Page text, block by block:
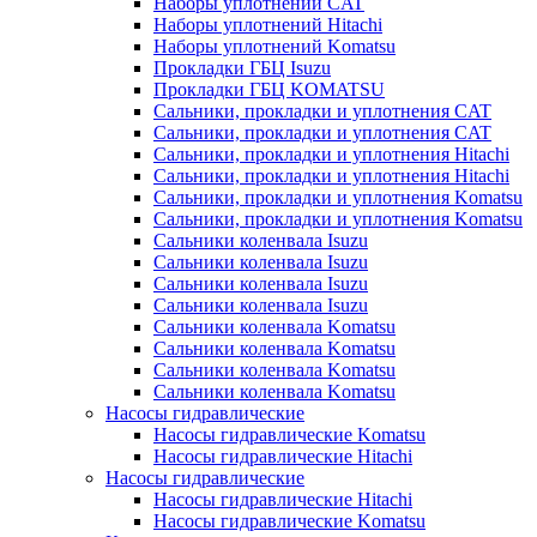
Наборы уплотнений Hitachi
Наборы уплотнений Komatsu
Прокладки ГБЦ Isuzu
Прокладки ГБЦ KOMATSU
Сальники, прокладки и уплотнения CAT
Сальники, прокладки и уплотнения CAT
Сальники, прокладки и уплотнения Hitachi
Сальники, прокладки и уплотнения Hitachi
Сальники, прокладки и уплотнения Komatsu
Сальники, прокладки и уплотнения Komatsu
Сальники коленвала Isuzu
Сальники коленвала Isuzu
Сальники коленвала Isuzu
Сальники коленвала Isuzu
Сальники коленвала Komatsu
Сальники коленвала Komatsu
Сальники коленвала Komatsu
Сальники коленвала Komatsu
Насосы гидравлические
Насосы гидравлические Komatsu
Насосы гидравлические Hitachi
Насосы гидравлические
Насосы гидравлические Hitachi
Насосы гидравлические Komatsu